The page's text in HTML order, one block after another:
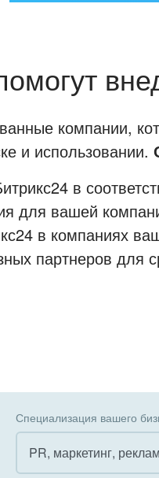
компании,
и использовании.
в
для вашей
в компаниях
партнеров для
Специализация вашего
PR, маркетинг,